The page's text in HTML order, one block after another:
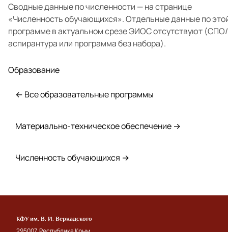
Сводные данные по численности — на странице
«Численность обучающихся». Отдельные данные по
программе в актуальном срезе ЭИОС отсутствуют (СПО/
аспирантура или программа без набора).
Образование
← Все образовательные программы
Материально-техническое обеспечение →
Численность обучающихся →
КФУ им. В. И. Вернадского